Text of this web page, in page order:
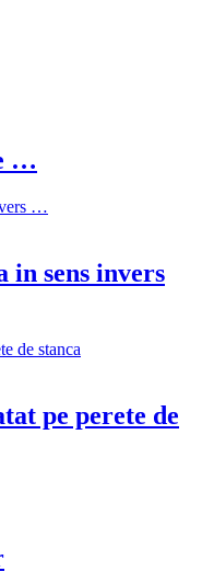
…
in sens invers
pe perete de